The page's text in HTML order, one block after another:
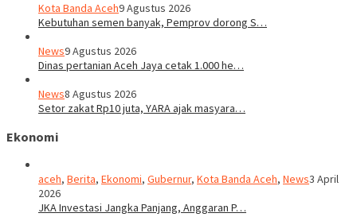
Kota Banda Aceh9 Agustus 2026
Kebutuhan semen banyak, Pemprov dorong S…
News9 Agustus 2026
Dinas pertanian Aceh Jaya cetak 1.000 he…
News8 Agustus 2026
Setor zakat Rp10 juta, YARA ajak masyara…
Ekonomi
aceh, Berita, Ekonomi, Gubernur, Kota Banda Aceh, News3 April
2026
JKA Investasi Jangka Panjang, Anggaran P…